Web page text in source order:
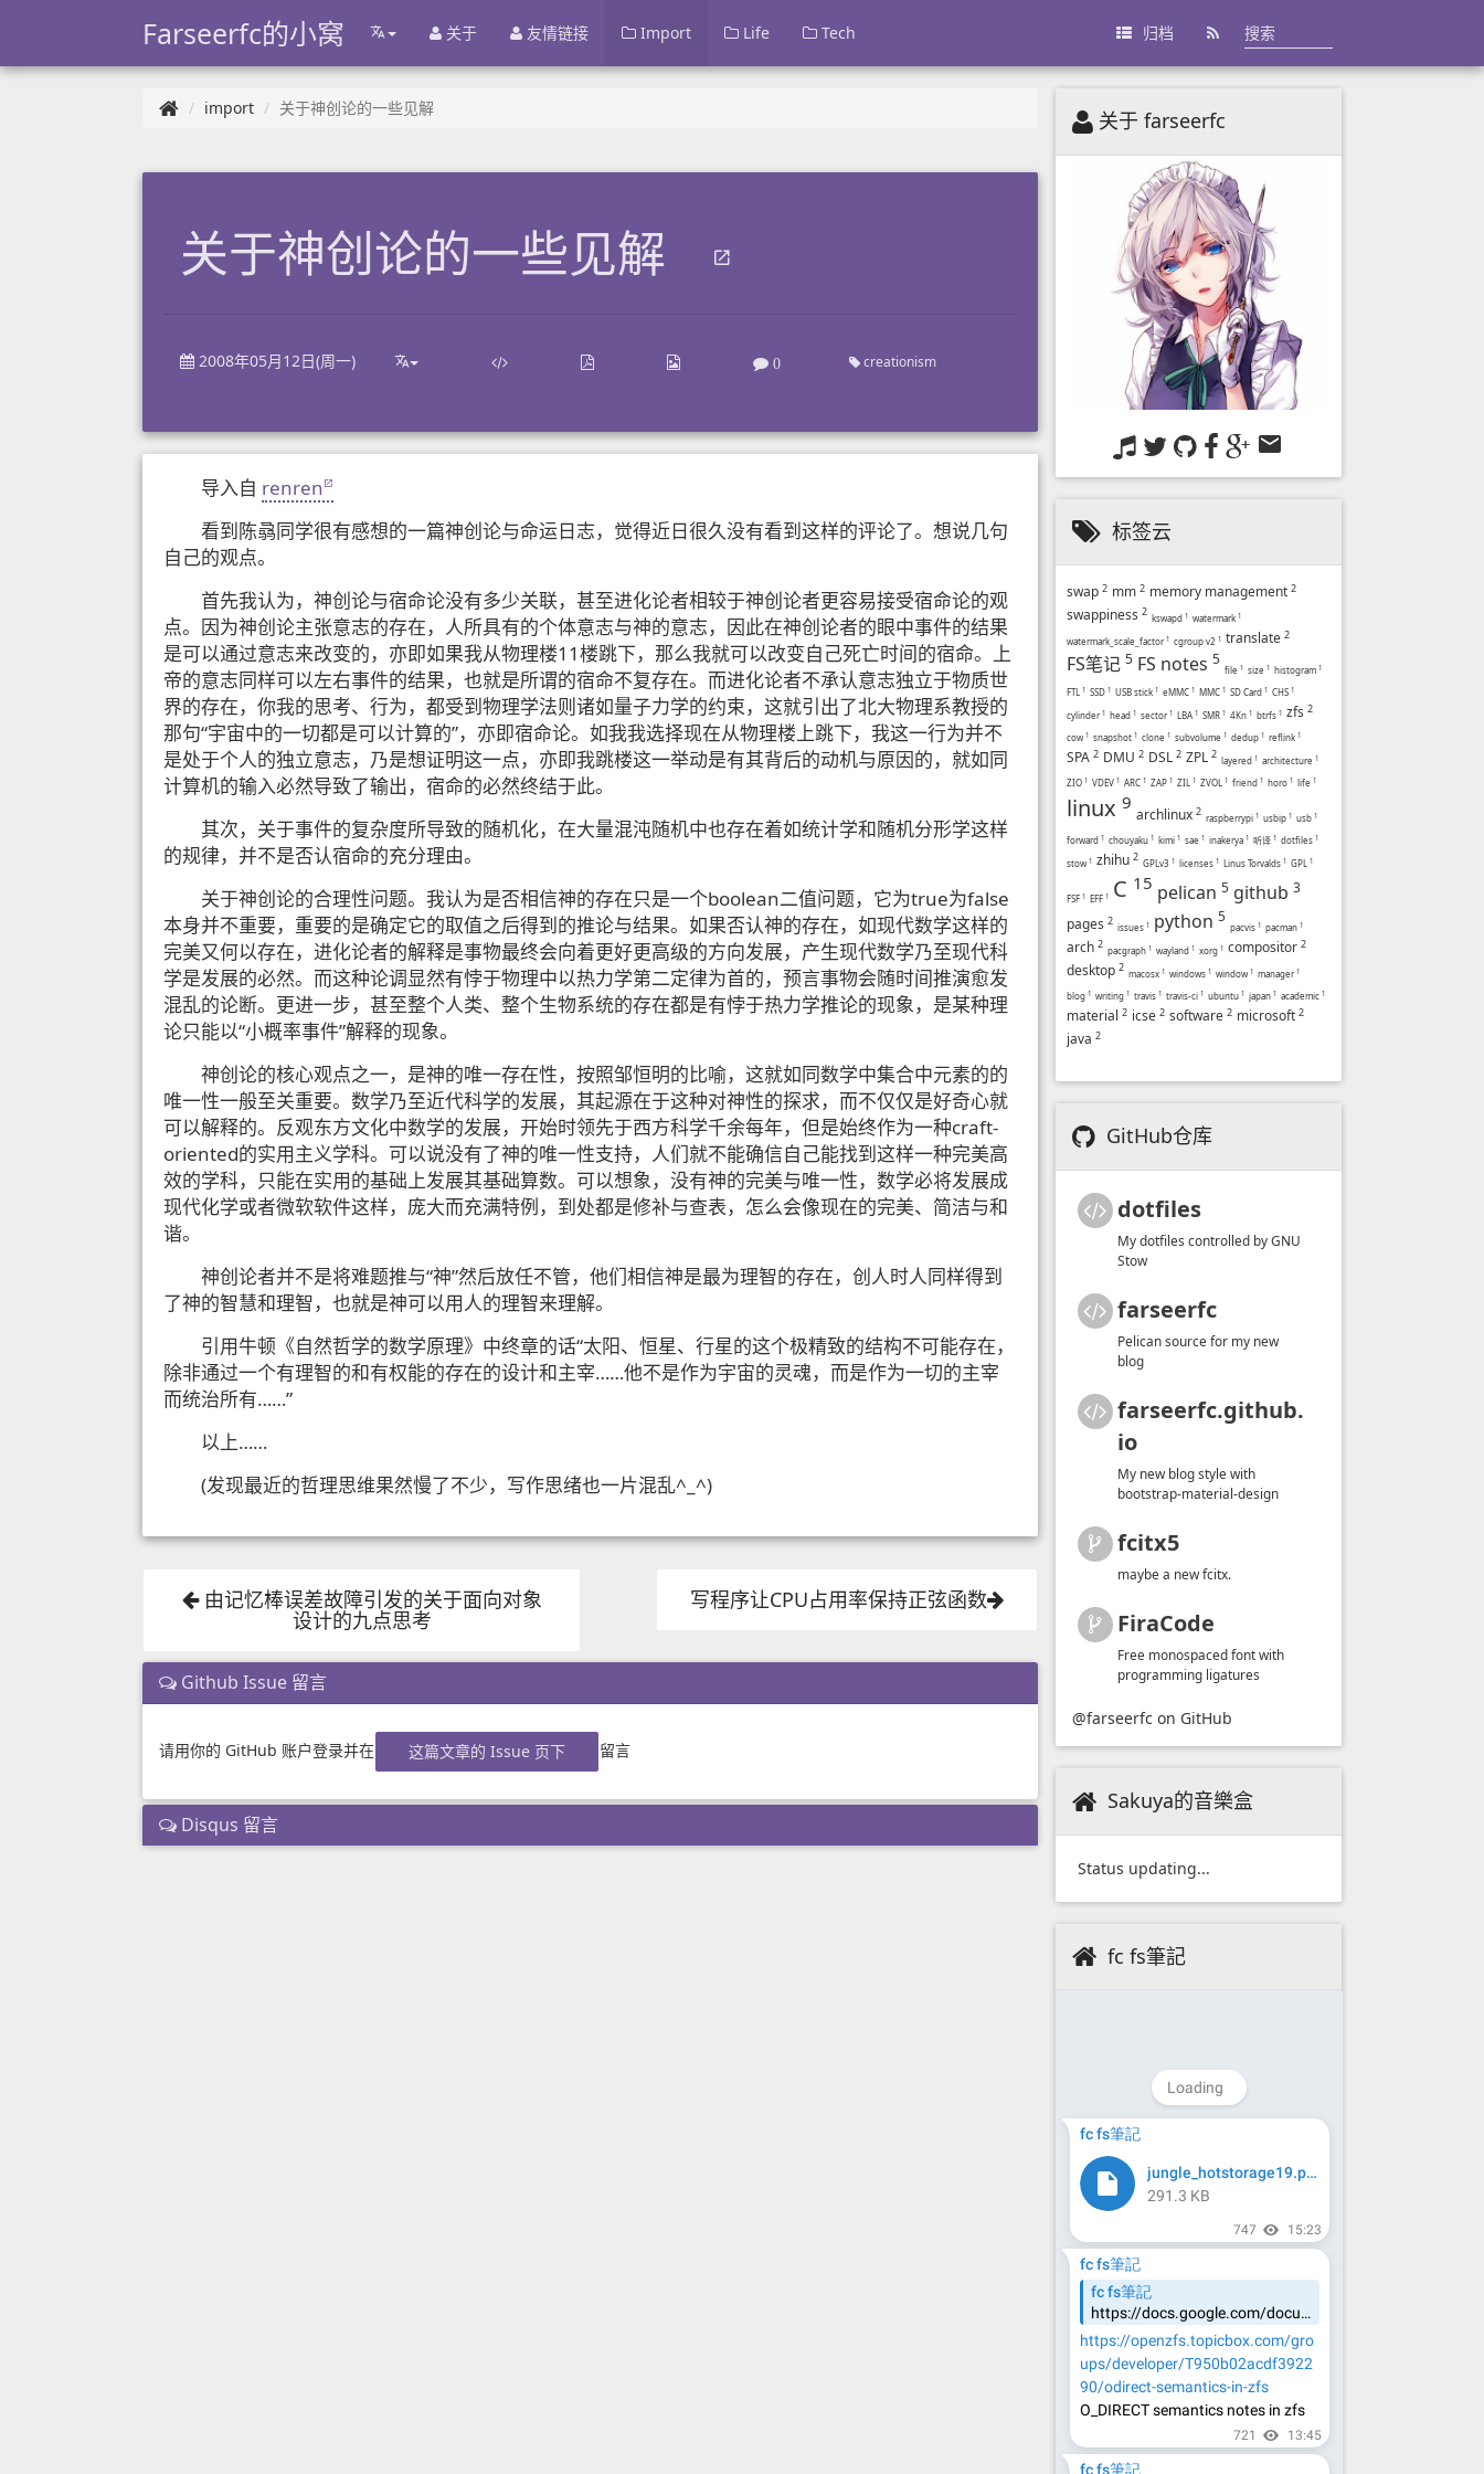
Farseerfc的小窝 关于 友情链接 Import Life Tech 归档
import 关于神创论的一些见解
关于神创论的一些见解
2008年05月12日(周一) 0 creationism
导入自 renren
看到陈骉同学很有感想的一篇神创论与命运日志，觉得近日很久没有看到这样的评论了。想说几句
自己的观点。
首先我认为，神创论与宿命论没有多少关联，甚至进化论者相较于神创论者更容易接受宿命论的观
点。因为神创论主张意志的存在，人所具有的个体意志与神的意志，因此在神创论者的眼中事件的结果
是可以通过意志来改变的，亦即如果我从物理楼11楼跳下，那么我就可以改变自己死亡时间的宿命。上
帝的意志同样可以左右事件的结果，也就是所谓的宿命不复存在。而进化论者不承认意志独立于物质世
界的存在，你我的思考、行为，都受到物理学法则诸如量子力学的约束，这就引出了北大物理系教授的
那句“宇宙中的一切都是可以计算的”，亦即宿命论。如我我选择现在从物理楼上跳下，我这一行为并不
是处于个人的独立意志，乃是想证明这一点，亦即我跳楼这一举动是有其背后的动机与原因的，就如同
计算机的输入必然导致了输出，宿命的必然终结于此。
其次，关于事件的复杂度所导致的随机化，在大量混沌随机中也存在着如统计学和随机分形学这样
的规律，并不是否认宿命的充分理由。
关于神创论的合理性问题。我认为是否相信神的存在只是一个boolean二值问题，它为true为false
本身并不重要，重要的是确定它的取值之后得到的推论与结果。如果否认神的存在，如现代数学这样的
完美又何以存在，进化论者的解释是事物最终会向着更好更高级的方向发展，产生现代数学乃至现代科
学是发展的必然。而这种论调显然有悖于物理中以热力学第二定律为首的，预言事物会随时间推演愈发
混乱的论断。更进一步，甚至整个人类、整个生物系统的存在都是有悖于热力学推论的现象，是某种理
论只能以“小概率事件”解释的现象。
神创论的核心观点之一，是神的唯一存在性，按照邹恒明的比喻，这就如同数学中集合中元素的的
唯一性一般至关重要。数学乃至近代科学的发展，其起源在于这种对神性的探求，而不仅仅是好奇心就
可以解释的。反观东方文化中数学的发展，开始时领先于西方科学千余每年，但是始终作为一种craft-
oriented的实用主义学科。可以说没有了神的唯一性支持，人们就不能确信自己能找到这样一种完美高
效的学科，只能在实用的基础上发展其基础算数。可以想象，没有神的完美与唯一性，数学必将发展成
现代化学或者微软软件这样，庞大而充满特例，到处都是修补与查表，怎么会像现在的完美、简洁与和
谐。
神创论者并不是将难题推与“神”然后放任不管，他们相信神是最为理智的存在，创人时人同样得到
了神的智慧和理智，也就是神可以用人的理智来理解。
引用牛顿《自然哲学的数学原理》中终章的话“太阳、恒星、行星的这个极精致的结构不可能存在，
除非通过一个有理智的和有权能的存在的设计和主宰……他不是作为宇宙的灵魂，而是作为一切的主宰
而统治所有……”
以上……
(发现最近的哲理思维果然慢了不少，写作思绪也一片混乱^_^)
由记忆棒误差故障引发的关于面向对象
设计的九点思考
写程序让CPU占用率保持正弦函数
Github Issue 留言
请用你的 GitHub 账户登录并在 这篇文章的 Issue 页下 留言
Disqus 留言
关于 farseerfc
标签云
swap 2 mm 2 memory management 2
swappiness 2 kswapd 1 watermark 1
watermark_scale_factor 1 cgroup v2 1 translate 2
FS笔记 5 FS notes 5
file 1 size 1 histogram 1
FTL 1 SSD 1 USB stick 1 eMMC 1 MMC 1 SD Card 1 CHS 1
cylinder 1 head 1 sector 1 LBA 1 SMR 1 4Kn 1 btrfs 1 zfs 2
cow 1 snapshot 1 clone 1 subvolume 1 dedup 1 reflink 1
SPA 2 DMU 2 DSL 2 ZPL 2 layered 1 architecture 1
ZIO 1 VDEV 1 ARC 1 ZAP 1 ZIL 1 ZVOL 1 friend 1 horo 1 life 1
linux 9
archlinux 2 raspberrypi 1 usbip 1 usb 1
forward 1 chouyaku 1 kimi 1 sae 1 inakerya 1 听译 1 dotfiles 1
stow 1 zhihu 2 GPLv3 1 licenses 1 Linus Torvalds 1 GPL 1
FSF 1 EFF 1 C 15 pelican 5 github 3
pages 2 issues 1 python 5
pacvis 1 pacman 1
arch 2 pacgraph 1 wayland 1 xorg 1 compositor 2
desktop 2 macosx 1 windows 1 window 1 manager 1
blog 1 writing 1 travis 1 travis-ci 1 ubuntu 1 japan 1 academic 1
material 2 icse 2 software 2 microsoft 2
java 2
GitHub仓库
dotfiles
My dotfiles controlled by GNU
Stow
farseerfc
Pelican source for my new
blog
farseerfc.github.
io
My new blog style with
bootstrap-material-design
fcitx5
maybe a new fcitx.
FiraCode
Free monospaced font with
programming ligatures
@farseerfc on GitHub
Sakuya的音樂盒
Status updating...
fc fs筆記